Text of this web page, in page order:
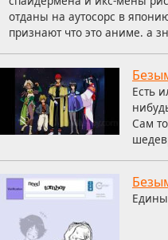
отданы на аутосорс в
признают что это аниме. а
Есть
Сам